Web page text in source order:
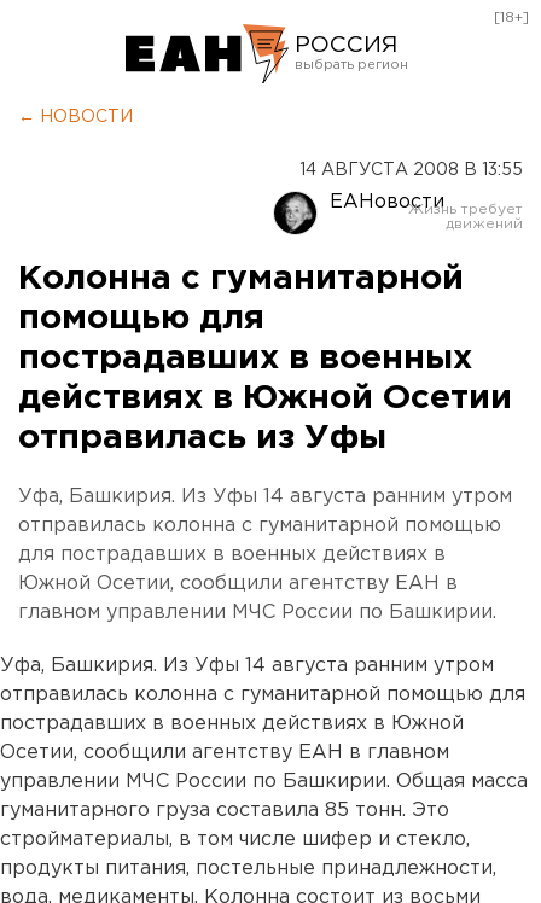
РОССИЯ
Оренбург
[18+]
← НОВОСТИ
14 АВГУСТА 2008 В 13:55
ЕАНовости
Колонна с гуманитарной
помощью для
пострадавших в военных
действиях в Южной Осетии
отправилась из Уфы
Уфа, Башкирия. Из Уфы 14 августа ранним утром
отправилась колонна с гуманитарной помощью
для пострадавших в военных действиях в
Южной Осетии, сообщили агентству ЕАН в
главном управлении МЧС России по Башкирии.
Уфа, Башкирия. Из Уфы 14 августа ранним утром
отправилась колонна с гуманитарной помощью для
пострадавших в военных действиях в Южной
Осетии, сообщили агентству ЕАН в главном
управлении МЧС России по Башкирии. Общая масса
гуманитарного груза составила 85 тонн. Это
стройматериалы, в том числе шифер и стекло,
продукты питания, постельные принадлежности,
вода, медикаменты. Колонна состоит из восьми